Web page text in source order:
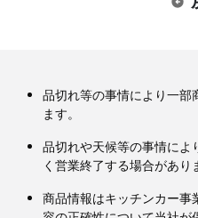
品切れ等の事情により一部
ます。
品切れや天候等の事情によ
く営業終了する場合があり
商品情報はキッチンカー事